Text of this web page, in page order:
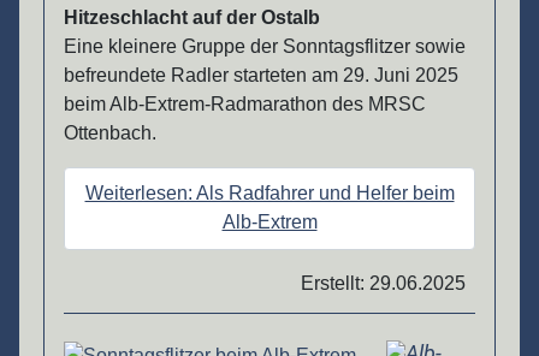
Hitzeschlacht auf der Ostalb
Eine kleinere Gruppe der Sonntagsflitzer sowie
befreundete Radler starteten am 29. Juni 2025
beim Alb-Extrem-Radmarathon des MRSC
Ottenbach.
Weiterlesen: Als Radfahrer und Helfer beim
Alb-Extrem
Erstellt: 29.06.2025
Details